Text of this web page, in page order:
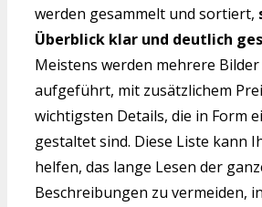
werden gesammelt und sortiert,
Überblick klar und deutlich
Meistens werden mehrere
aufgeführt, mit zusätzlichem
wichtigsten Details, die in Form
gestaltet sind. Diese Liste kann
helfen, das lange Lesen der
Beschreibungen zu vermeiden,